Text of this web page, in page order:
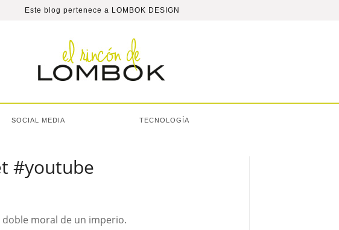
Este blog pertenece a LOMBOK DESIGN
SOCIAL MEDIA TECNOLOGÍA
#youtube
moral de un imperio.